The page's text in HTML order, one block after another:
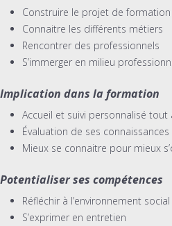
Construire le projet de formation
Connaitre les différents métiers
Rencontrer des professionnels
S’immerger en milieu
Implication dans la formation
Accueil et suivi personnalisé
Évaluation de ses
Mieux se connaitre pour mieux
Potentialiser ses compétences
Réfléchir à l’environnement
S’exprimer en entretien